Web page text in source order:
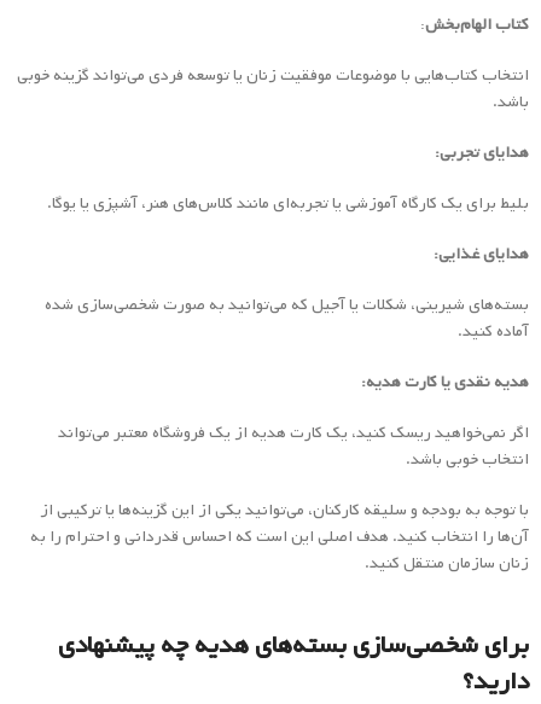
کتاب الهام‌بخش:
انتخاب کتاب‌هایی با موضوعات موفقیت زنان یا توسعه فردی می‌تواند گزینه خوبی
باشد.
هدایای تجربی:
بلیط برای یک کارگاه آموزشی یا تجربه‌ای مانند کلاس‌های هنر، آشپزی یا یوگا.
هدایای غذایی:
بسته‌های شیرینی، شکلات یا آجیل که می‌توانید به صورت شخصی‌سازی شده
آماده کنید.
هدیه نقدی یا کارت هدیه:
اگر نمی‌خواهید ریسک کنید، یک کارت هدیه از یک فروشگاه معتبر می‌تواند
انتخاب خوبی باشد.
با توجه به بودجه و سلیقه کارکنان، می‌توانید یکی از این گزینه‌ها یا ترکیبی از
آن‌ها را انتخاب کنید. هدف اصلی این است که احساس قدردانی و احترام را به
زنان سازمان منتقل کنید.
برای شخصی‌سازی بسته‌های هدیه چه پیشنهادی
دارید؟